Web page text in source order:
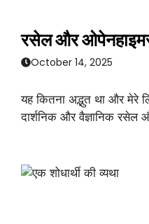
रसेल और
October 14, 2025
यह कितना अद्भुत था और
दार्शनिक और वैज्ञानिक